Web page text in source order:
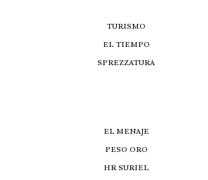
TURISMO
EL TIEMPO
SPREZZATURA
EL MENAJE
PESO ORO
HR SURIEL